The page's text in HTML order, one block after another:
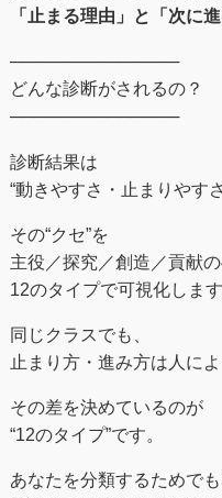
「止まる理由」と「次に
──────────────
どんな診断がされるの？
──────────────
診断結果は
“動きやすさ・止まりやす
その“クセ”を
主役／探究／創造／貢献
12のタイプで可視化します
同じクラスでも、
止まり方・進み方は人に
その差を決めているのが
“12のタイプ”です。
あなたを分類するためでも